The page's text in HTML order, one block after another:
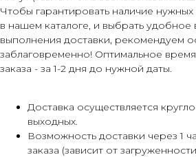
Чтобы гарантировать наличие
в нашем каталоге, и выбрать удобное
выполнения доставки, рекомендуем
заблаговременно! Оптимальное
заказа - за 1-2 дня до нужной даты.
Доставка осуществляется
выходных.
Возможность доставки через 1
заказа (зависит от